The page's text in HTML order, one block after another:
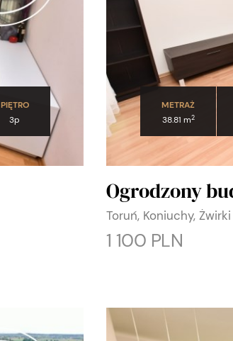
PIĘTRO
3p
METRAŻ
38.81 m2
Ogrodzony
Toruń, Koniuchy,
1 100 PLN